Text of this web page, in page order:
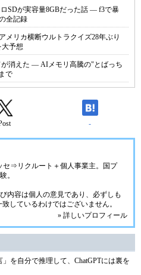
SDが実容量8GBだった話 ― f3で暴
全記録
メリカ横断ウルトラクイズ28年ぶり
大予想
消えた ― AIメモリ高騰の"とばっち
で
-
⇒リクルート＋個人事業主。国プ
。
内容は個人の意見であり、必ずしも
しているわけではございません。
» 詳しいプロフィール
を自分で推理して、ChatGPTには裏を